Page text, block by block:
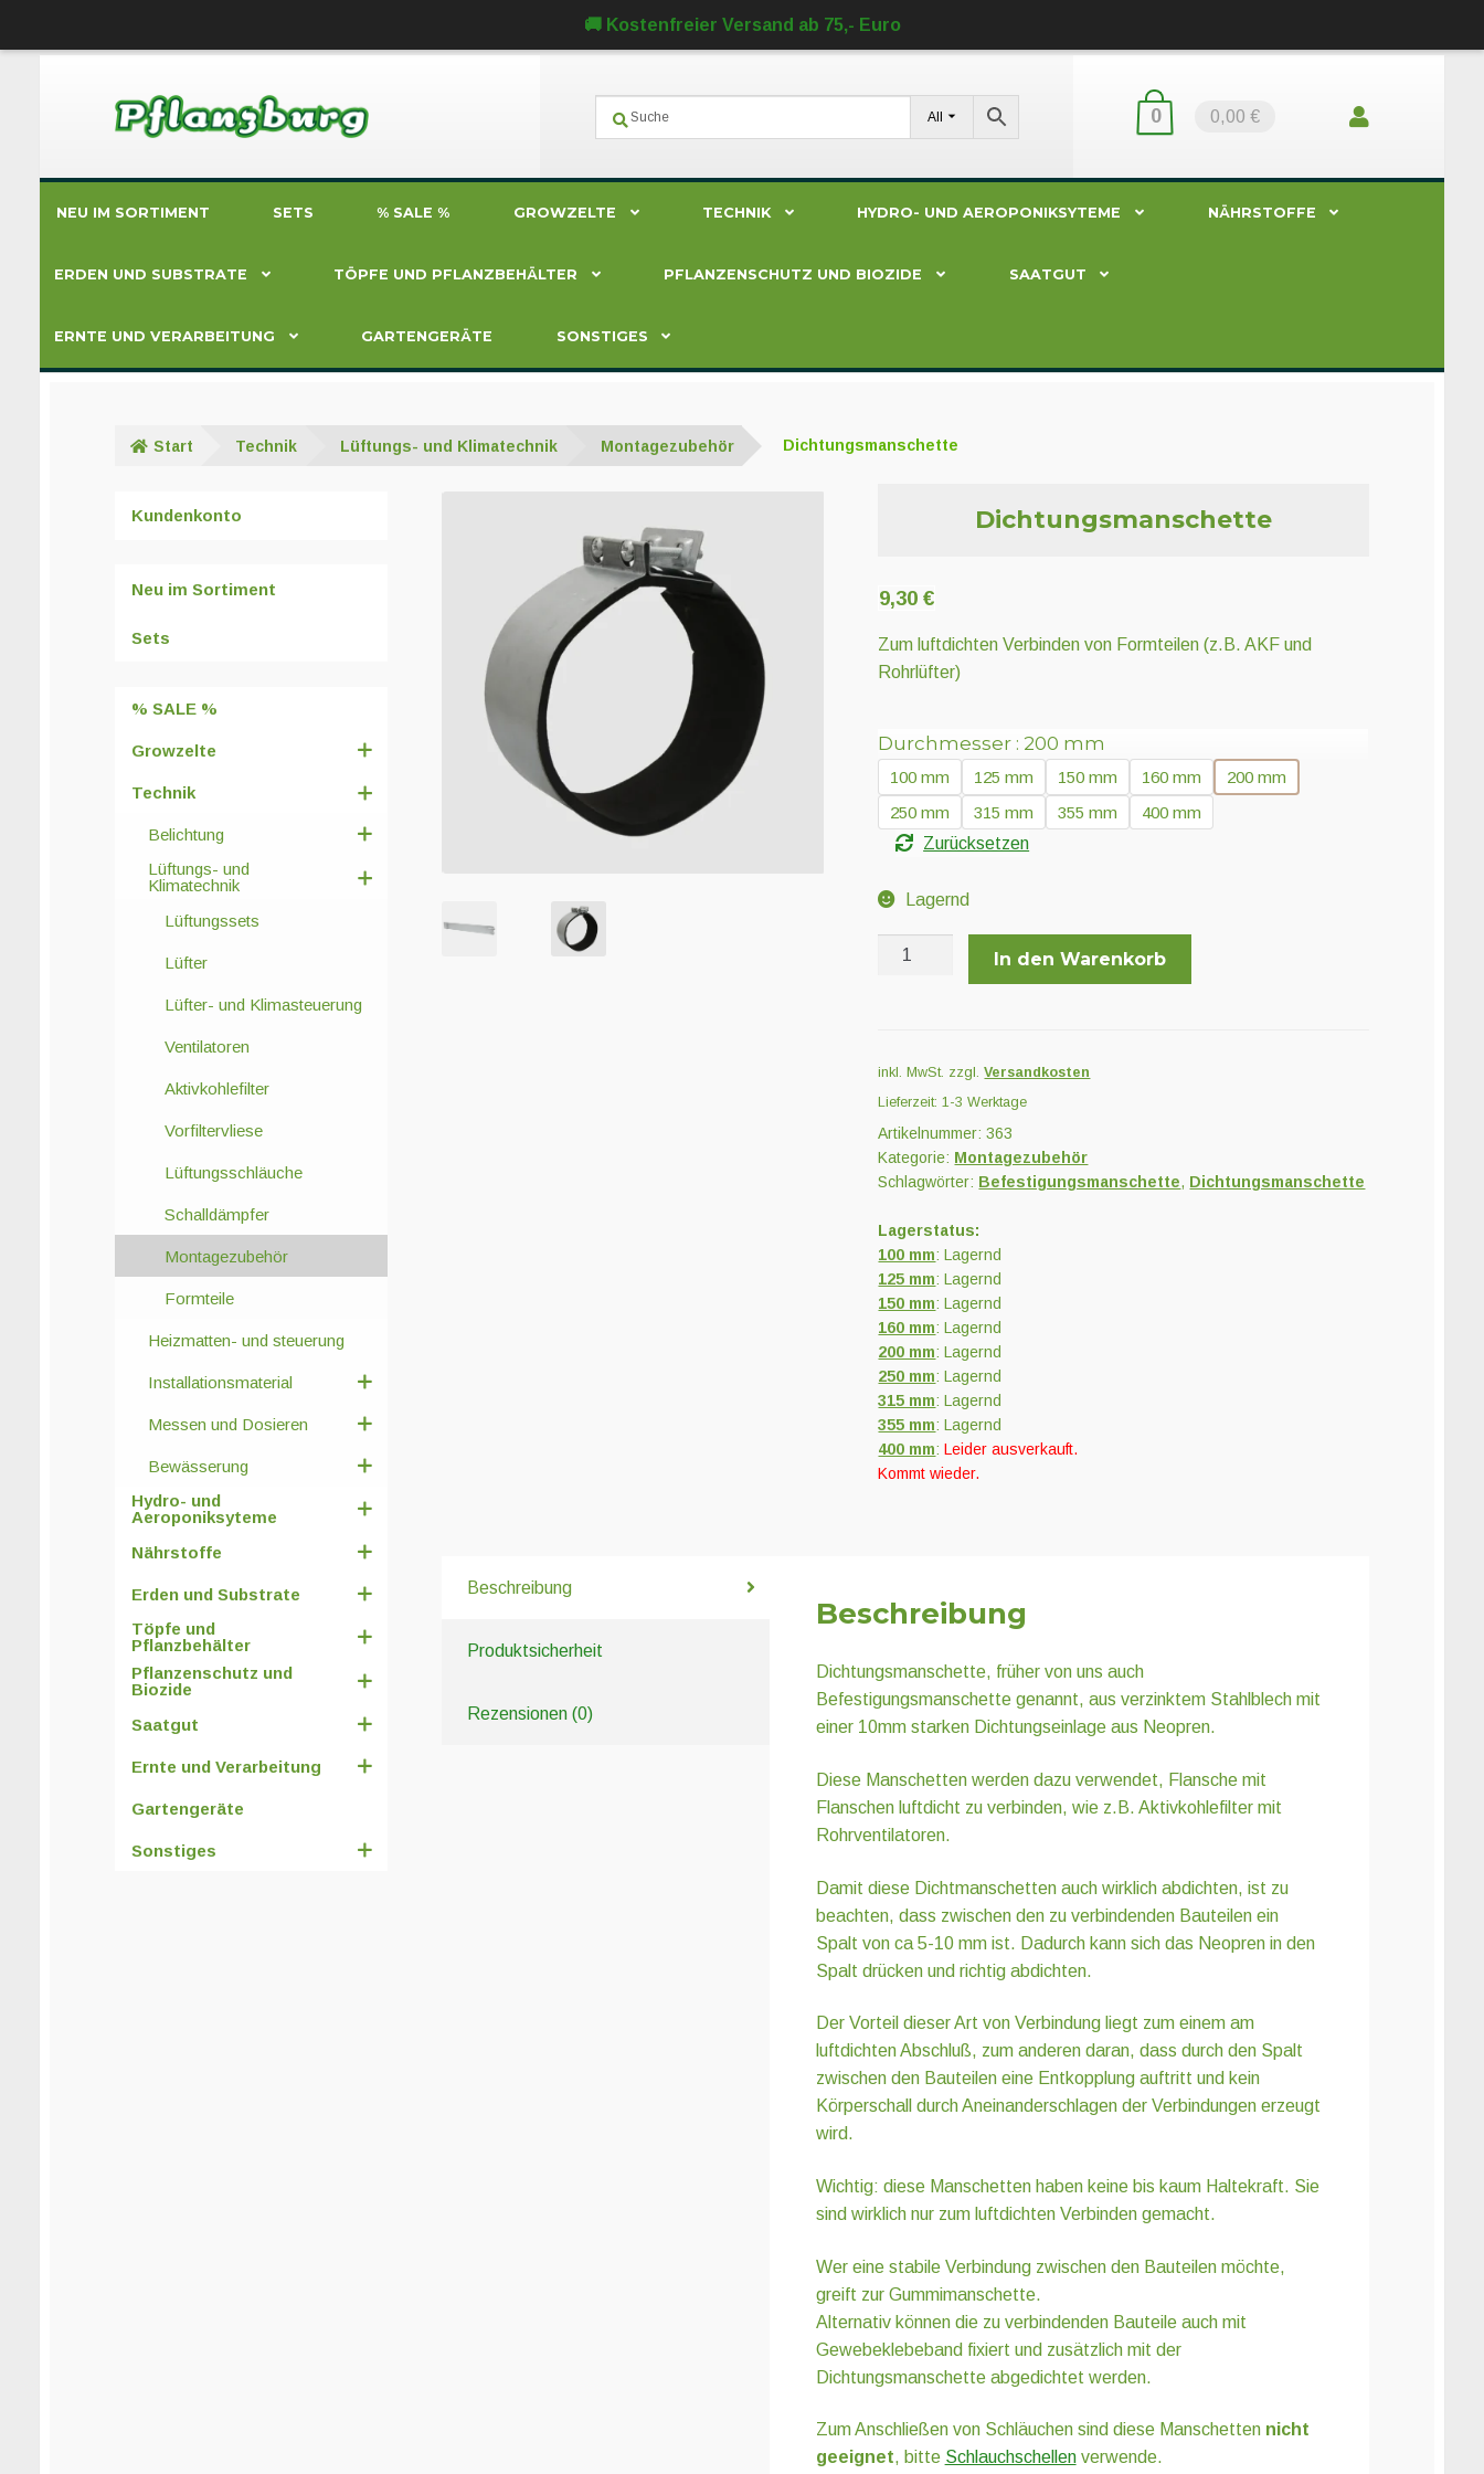
🚚 Kostenfreier Versand ab 75,- Euro
Navigation
All 0 0,00 €
NEU IM SORTIMENT SETS % SALE % GROWZELTE TECHNIK HYDRO- UND AEROPONIKSYTEME NÄHRSTOFFE
ERDEN UND SUBSTRATE TÖPFE UND PFLANZBEHÄLTER PFLANZENSCHUTZ UND BIOZIDE SAATGUT
ERNTE UND VERARBEITUNG GARTENGERÄTE SONSTIGES
Start Technik Lüftungs- und Klimatechnik Montagezubehör Dichtungsmanschette
Dichtungsmanschette
9,30€
Zum luftdichten Verbinden von Formteilen (z.B. AKF und
Rohrlüfter)
Durchmesser 200 mm
100 mm 125 mm 150 mm 160 mm
200 mm
250 mm
315 mm 355 mm
400 mm
Zurücksetzen
Lagernd
Dichtungsmanschette
In den Warenkorb
inkl. MwSt. zzgl.Versandkosten
Lieferzeit:1-3 Werktage
Artikelnummer:363
Kategorie: Montagezubehör
Schlagwörter: Befestigungsmanschette, Dichtungsmanschette
Lagerstatus:
100 mm: Lagernd
125 mm: Lagernd
150 mm: Lagernd
160 mm: Lagernd
200 mm: Lagernd
250 mm: Lagernd
315 mm: Lagernd
355 mm: Lagernd
400 mm:Leider ausverkauft.
Kommt wieder.
Beschreibung
Produktsicherheit
Rezensionen (0)
Beschreibung
Dichtungsmanschette, früher von uns auch
Befestigungsmanschette genannt, aus verzinktem Stahlblech mit
einer 10mm starken Dichtungseinlage aus Neopren.
Diese Manschetten werden dazu verwendet, Flansche mit
Flanschen luftdicht zu verbinden, wie z.B. Aktivkohlefilter mit
Rohrventilatoren.
Damit diese Dichtmanschetten auch wirklich abdichten, ist zu
beachten, dass zwischen den zu verbindenden Bauteilen ein
Spalt von ca 5-10 mm ist. Dadurch kann sich das Neopren in den
Spalt drücken und richtig abdichten.
Der Vorteil dieser Art von Verbindung liegt zum einem am
luftdichten Abschluß, zum anderen daran, dass durch den Spalt
zwischen den Bauteilen eine Entkopplung auftritt und kein
Körperschall durch Aneinanderschlagen der Verbindungen erzeugt
wird.
Wichtig: diese Manschetten haben keine bis kaum Haltekraft. Sie
sind wirklich nur zum luftdichten Verbinden gemacht.
Wer eine stabile Verbindung zwischen den Bauteilen möchte,
greift zur Gummimanschette.
Alternativ können die zu verbindenden Bauteile auch mit
Gewebeklebeband fixiert und zusätzlich mit der
Dichtungsmanschette abgedichtet werden.
Zum Anschließen von Schläuchen sind diese Manschetten nicht
geeignet, bitte Schlauchschellenverwende.
Kundenkonto
Neu im Sortiment
Sets
% SALE %
Growzelte
Technik
Belichtung
Lüftungs- und
Klimatechnik
Lüftungssets
Lüfter
Lüfter- und Klimasteuerung
Ventilatoren
Aktivkohlefilter
Vorfiltervliese
Lüftungsschläuche
Schalldämpfer
Montagezubehör
Formteile
Heizmatten- und steuerung
Installationsmaterial
Messen und Dosieren
Bewässerung
Hydro- und
Aeroponiksyteme
Nährstoffe
Erden und Substrate
Töpfe und
Pflanzbehälter
Pflanzenschutz und
Biozide
Saatgut
Ernte und Verarbeitung
Gartengeräte
Sonstiges